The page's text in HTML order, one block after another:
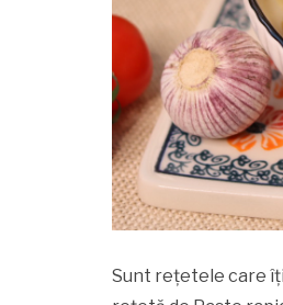
Sunt rețetele care